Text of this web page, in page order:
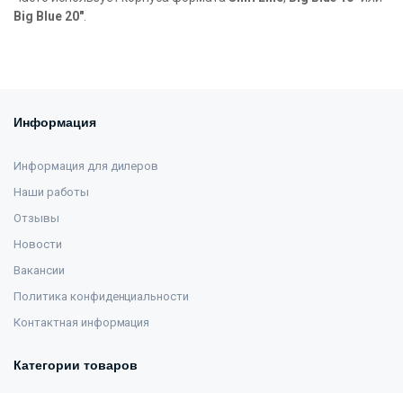
Big Blue 20″.
Информация
Информация для дилеров
Наши работы
Отзывы
Новости
Вакансии
Политика конфиденциальности
Контактная информация
Категории товаров